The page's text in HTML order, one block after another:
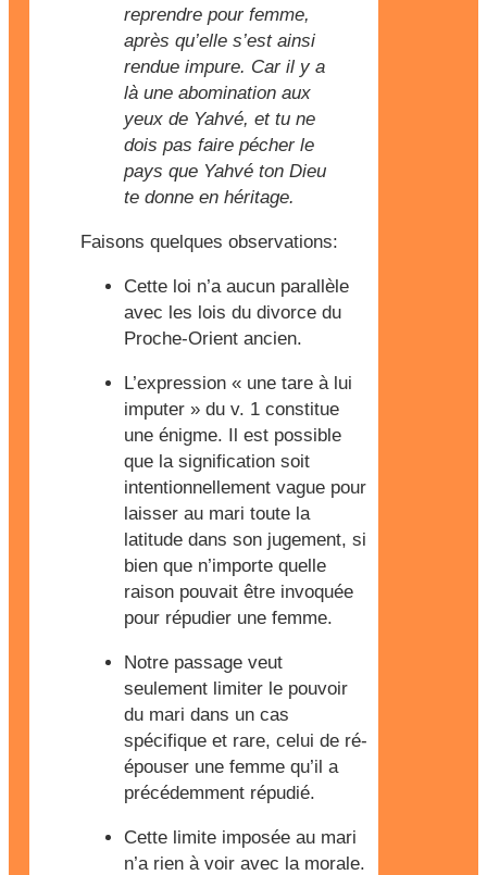
reprendre pour femme,
après qu’elle s’est ainsi
rendue impure. Car il y a
là une abomination aux
yeux de Yahvé, et tu ne
dois pas faire pécher le
pays que Yahvé ton Dieu
te donne en héritage.
Faisons quelques observations:
Cette loi n’a aucun parallèle
avec les lois du divorce du
Proche-Orient ancien.
L’expression « une tare à lui
imputer » du v. 1 constitue
une énigme. Il est possible
que la signification soit
intentionnellement vague pour
laisser au mari toute la
latitude dans son jugement, si
bien que n’importe quelle
raison pouvait être invoquée
pour répudier une femme.
Notre passage veut
seulement limiter le pouvoir
du mari dans un cas
spécifique et rare, celui de ré-
épouser une femme qu’il a
précédemment répudié.
Cette limite imposée au mari
n’a rien à voir avec la morale.